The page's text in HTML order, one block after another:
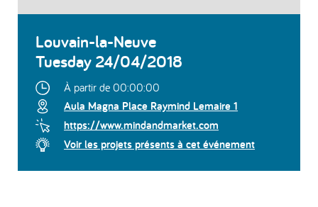
Louvain-la-Neuve
Tuesday 24/04/2018
À partir de 00:00:00
Aula Magna Place Raymind Lemaire 1
https://www.mindandmarket.com
Voir les projets présents à cet événement